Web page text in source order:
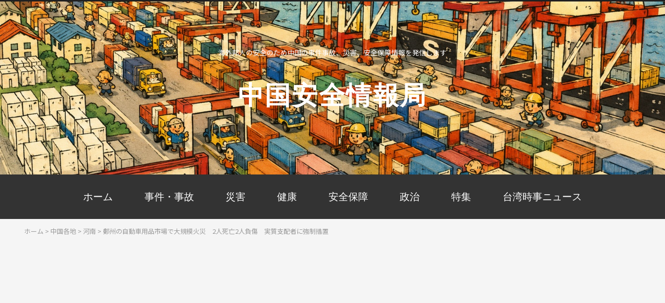
海外邦人の安全のため中国の事件事故、災害、安全保障情報を発信します
中国安全情報局
ホーム 事件・事故 災害 健康 安全保障 政治 特集 台湾時事ニュース
ホーム > 中国各地 >河南 > 鄭州の自動車用品市場で大規模火災 2人死亡2人負傷 実質支配者に強制措置